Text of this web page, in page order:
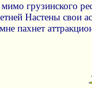
грузинского
Настены свои
пахнет